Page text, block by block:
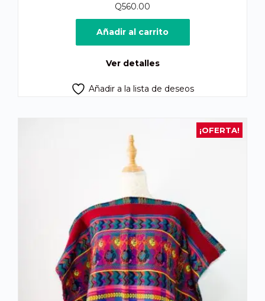
Q560.00
Añadir al carrito
Ver detalles
Añadir a la lista de deseos
¡OFERTA!